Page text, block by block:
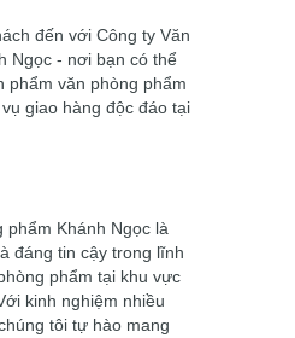
đến với Công ty Văn
Ngọc - nơi bạn có thể
phẩm văn phòng phẩm
giao hàng độc đáo tại
phẩm Khánh Ngọc là
đáng tin cậy trong lĩnh
phẩm tại khu vực
kinh nghiệm nhiều
tôi tự hào mang